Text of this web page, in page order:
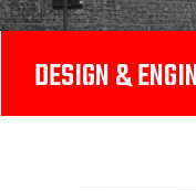
DESIGN &